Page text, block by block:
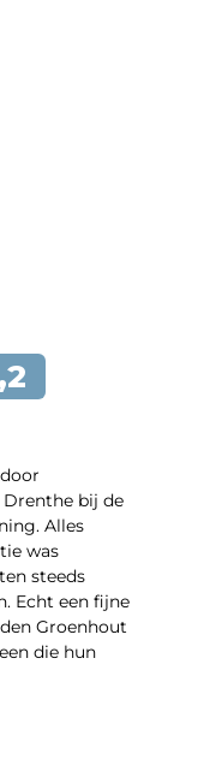
bij de
Alles
was
steeds
Echt een fijne
Groenhout
die hun